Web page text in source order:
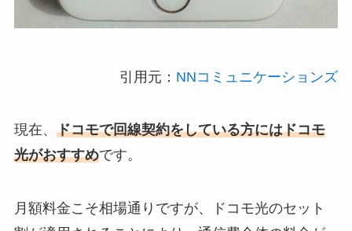
引用元： NNコミュニケーションズ
現在、 ドコモで回線契約をしている方にはドコモ
光がおすすめです。
月額料金こそ相場通りですが、ドコモ光のセット